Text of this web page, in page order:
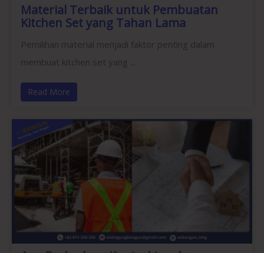
Material Terbaik untuk Pembuatan
Kitchen Set yang Tahan Lama
Pemilihan material menjadi faktor penting dalam
membuat kitchen set yang ...
Read More